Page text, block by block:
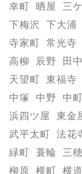
幸町
晒屋 三ケ
下梅沢
下大浦
寺家町
常光寺
高柳
辰野 田
天望町
東福寺
中塚
中野 中町
浜四ツ屋
東金
武平太町
法花
緑町
蓑輪 三
柳原
横町 横道